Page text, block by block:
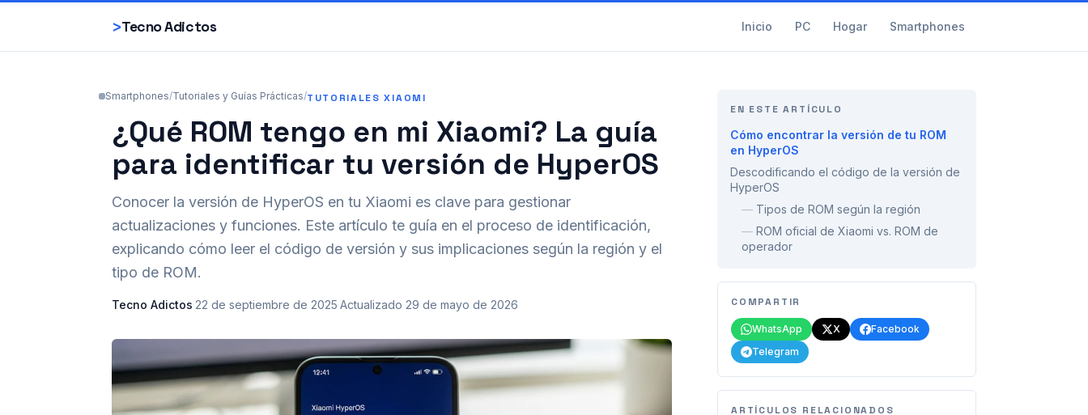
>Tecno Adictos Inicio PC Hogar Smartphones
Smartphones/Tutoriales y Guías Prácticas/TUTORIALES XIAOMI
¿Qué ROM tengo en mi Xiaomi? La guía
para identificar tu versión de HyperOS
Conocer la versión de HyperOS en tu Xiaomi es clave para gestionar
actualizaciones y funciones. Este artículo te guía en el proceso de identificación,
explicando cómo leer el código de versión y sus implicaciones según la región y el
tipo de ROM.
Tecno Adictos·22 de septiembre de 2025·Actualizado 29 de mayo de 2026
EN ESTE ARTÍCULO
Cómo encontrar la versión de tu ROM
en HyperOS
Descodificando el código de la versión de
HyperOS
— Tipos de ROM según la región
— ROM oficial de Xiaomi vs. ROM de
operador
COMPARTIR
WhatsApp X
Facebook
Telegram
ARTÍCULOS RELACIONADOS